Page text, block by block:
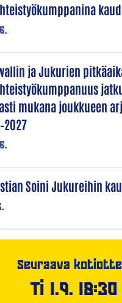
ja Jukurien
mukana joukkueen
Soini Jukureihin
Seuraava
Ti 1.9. 18:30